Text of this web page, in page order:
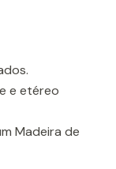
e etéreo
Madeira de